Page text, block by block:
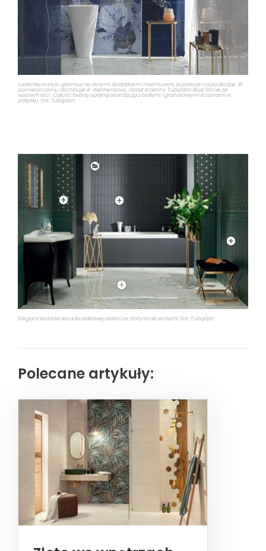
Łazienka w stylu glamour ze złotymi dodatkami i marmurem, w polerze na podłodze. W
pomieszczeniu dominuje 4-elementowy, obraz ścienny Tubądzin Blue Stone ze
wzorem liści. Całość tworzy spójną aranżacją z białymi i granatowymi ścianami w
połysku. Fot. Tubądzin
Elegancka łazienka w butelkowej zieleni ze złotymi akcentami. Fot. Tubądzin
Polecane artykuły: